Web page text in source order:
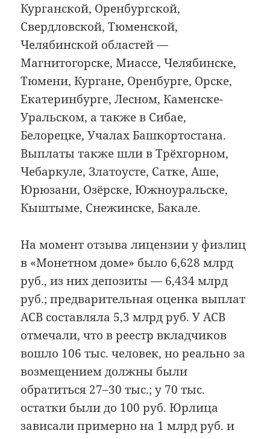
Курганской, Оренбургской,
Свердловской, Тюменской,
Челябинской областей —
Магнитогорске, Миассе, Челябинске,
Тюмени, Кургане, Оренбурге, Орске,
Екатеринбурге, Лесном, Каменске-
Уральском, а также в Сибае,
Белорецке, Учалах Башкортостана.
Выплаты также шли в Трёхгорном,
Чебаркуле, Златоусте, Сатке, Аше,
Юрюзани, Озёрске, Южноуральске,
Кыштыме, Снежинске, Бакале.
На момент отзыва лицензии у физлиц
в «Монетном доме» было 6,628 млрд
руб., из них депозиты — 6,434 млрд
руб.; предварительная оценка выплат
АСВ составляла 5,3 млрд руб. У АСВ
отмечали, что в реестр вкладчиков
вошло 106 тыс. человек, но реально за
возмещением должны были
обратиться 27–30 тыс.; у 70 тыс.
остатки были до 100 руб. Юрлица
зависали примерно на 1 млрд руб. и